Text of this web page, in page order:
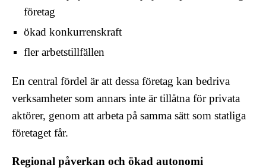
företag
ökad konkurrenskraft
fler arbetstillfällen
En central fördel är att dessa företag kan bedriva
verksamheter som annars inte är tillåtna för privata
aktörer, genom att arbeta på samma sätt som statliga
företaget får.
Regional påverkan och ökad autonomi